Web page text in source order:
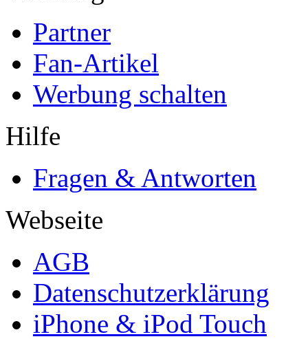
Partner
Fan-Artikel
Werbung schalten
Hilfe
Fragen & Antworten
Webseite
AGB
Datenschutzerklärung
iPhone & iPod Touch